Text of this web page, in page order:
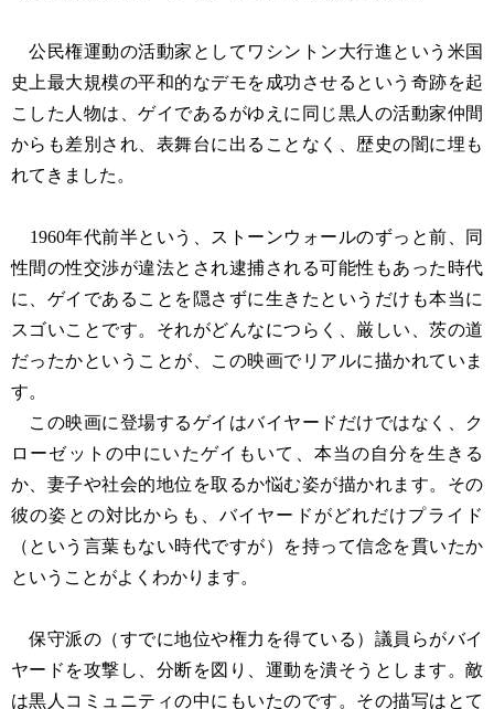
公民権運動の活動家としてワシントン大行進という米国
史上最大規模の平和的なデモを成功させるという奇跡を起
こした人物は、ゲイであるがゆえに同じ黒人の活動家仲間
からも差別され、表舞台に出ることなく、歴史の闇に埋も
れてきました。
1960年代前半という、ストーンウォールのずっと前、同
性間の性交渉が違法とされ逮捕される可能性もあった時代
に、ゲイであることを隠さずに生きたというだけも本当に
スゴいことです。それがどんなにつらく、厳しい、茨の道
だったかということが、この映画でリアルに描かれていま
す。
この映画に登場するゲイはバイヤードだけではなく、ク
ローゼットの中にいたゲイもいて、本当の自分を生きる
か、妻子や社会的地位を取るか悩む姿が描かれます。その
彼の姿との対比からも、バイヤードがどれだけプライド
（という言葉もない時代ですが）を持って信念を貫いたか
ということがよくわかります。
保守派の（すでに地位や権力を得ている）議員らがバイ
ヤードを攻撃し、分断を図り、運動を潰そうとします。敵
は黒人コミュニティの中にもいたのです。その描写はとて